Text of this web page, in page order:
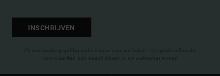
INSCHRIJVEN
(*) Aanbieding geldig online voor nieuwe leden - De gedetailleerde
voorwaarden zijn beschikbaar in de welkomst e-mail